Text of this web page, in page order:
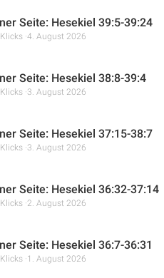
Seite: Hesekiel 39:5-39:24
4. August 2026
Seite: Hesekiel 38:8-39:4
3. August 2026
Seite: Hesekiel 37:15-38:7
3. August 2026
Seite: Hesekiel 36:32-37:14
2. August 2026
Seite: Hesekiel 36:7-36:31
1. August 2026